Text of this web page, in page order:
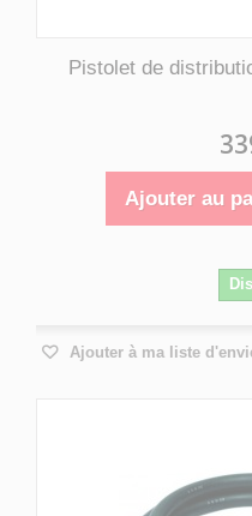
Pistolet de
Ajouter au
Ajouter à ma liste